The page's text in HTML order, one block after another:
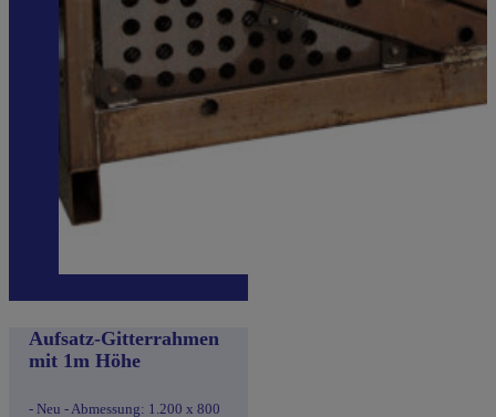
Aufsatz-Gitterrahmen
mit 1m Höhe
- Neu - Abmessung: 1.200 x 800